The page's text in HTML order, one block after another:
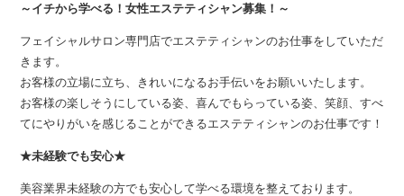
～イチから学べる！女性エステティシャン募集！～
フェイシャルサロン専門店でエステティシャンのお仕事をしていただ
きます。
お客様の立場に立ち、きれいになるお手伝いをお願いいたします。
お客様の楽しそうにしている姿、喜んでもらっている姿、笑顔、すべ
てにやりがいを感じることができるエステティシャンのお仕事です！
★未経験でも安心★
美容業界未経験の方でも安心して学べる環境を整えております。